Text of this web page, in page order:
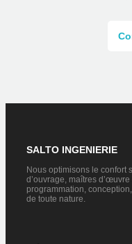
SALTO INGENIERIE
Nous optimisons le confort
d’ouvrage, maîtres
programmation,
de toute nature.